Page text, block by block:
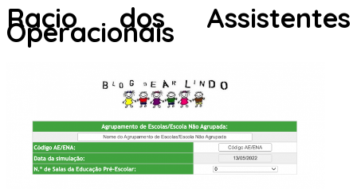
Racio dos Assistentes
Operacionais